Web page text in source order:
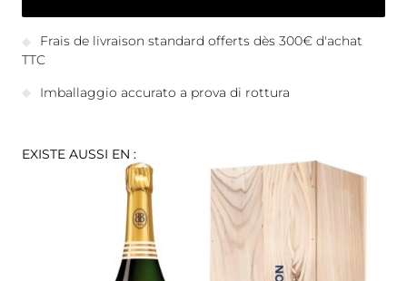
Frais de livraison standard offerts dès 300€ d'achat
TTC
Imballaggio accurato a prova di rottura
EXISTE AUSSI EN :